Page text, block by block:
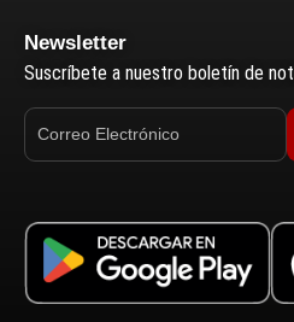
Newsletter
Suscríbete a nuestro boletín de